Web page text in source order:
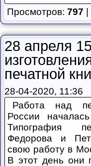
Просмотров: 797
28 апреля
печатной
28-04-2020, 11:36
Работа над
России
Типография
Федорова и
свою работу в
В этот день они